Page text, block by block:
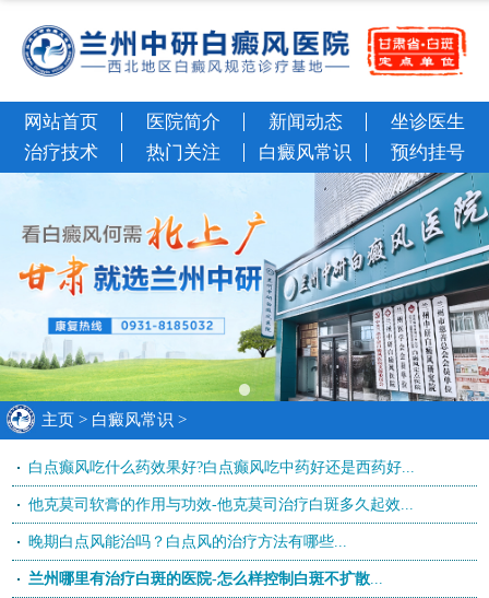
网站首页 医院简介 新闻动态
坐诊医生
治疗技术
热门关注 白癜风常识 预约挂号
主页 > 白癜风常识 >
白点癫风吃什么药效果好?白点癫风吃中药好还是西药好...
他克莫司软膏的作用与功效-他克莫司治疗白斑多久起效...
晚期白点风能治吗？白点风的治疗方法有哪些...
兰州哪里有治疗白斑的医院-怎么样控制白斑不扩散...